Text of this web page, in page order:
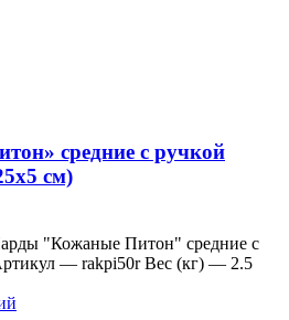
средние с ручкой
см)
"Кожаные Питон" средние с
— rakpi50r Вес (кг) — 2.5